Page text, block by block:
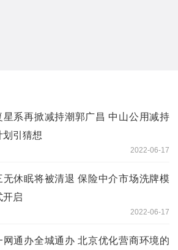
星系再掀减持潮郭广昌 中山公用减持
划引猜想
2022-06-17
无休眠将被清退 保险中介市场洗牌模
开启
2022-06-17
网通办全城通办 北京优化营商环境的